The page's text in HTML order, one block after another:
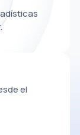
el